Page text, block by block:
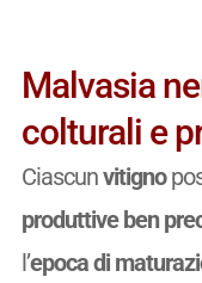
Malvasia
colturali e
Ciascunvitigno
produttive ben
l’epoca di